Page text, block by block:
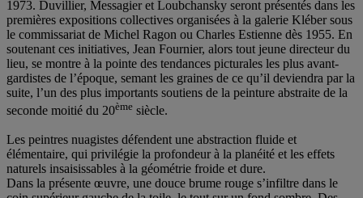
1973. Duvillier, Messagier et Loubchansky seront présentés dans les
premières expositions collectives organisées à la galerie Kléber sous
le commissariat de Michel Ragon ou Charles Estienne dès 1955. En
soutenant ces initiatives, Jean Fournier, alors tout jeune directeur du
lieu, se montre à la pointe des tendances picturales les plus avant-
gardistes de l’époque, semant les graines de ce qu’il deviendra par la
suite, l’un des plus importants soutiens de la peinture abstraite de la
seconde moitié du 20ème siècle.
Les peintres nuagistes défendent une abstraction fluide et
élémentaire, qui privilégie la profondeur à la planéité et les effets
naturels insaisissables à la géométrie froide et dure.
Dans la présente œuvre, une douce brume rouge s’infiltre dans le